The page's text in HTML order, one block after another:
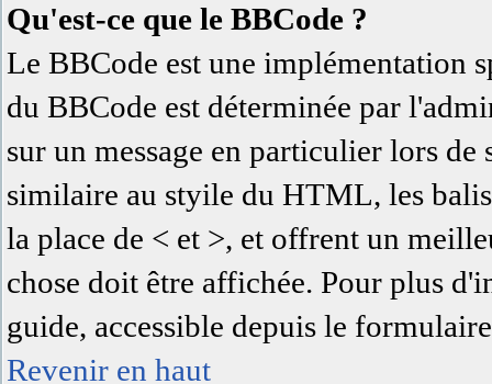
Qu'est-ce que le BBCode ?
Le BBCode est une
du BBCode est déterminée par
sur un message en particulier lors
similaire au styile du HTML, les
la place de < et >, et offrent un
chose doit être affichée. Pour plus
guide, accessible depuis le
Revenir en haut